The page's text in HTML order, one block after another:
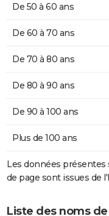
De 50 à 60 ans
De 60 à 70 ans
De 70 à 80 ans
De 80 à 90 ans
De 90 à 100 ans
Plus de 100 ans
Les données présentes
de page sont issues de
Liste des noms